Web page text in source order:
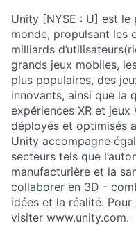
Unity [NYSE : U] est le
monde, propulsant les
milliards
grands jeux mobiles,
plus populaires, des
innovants, ainsi que la
expériences XR et
déployés et optimisés
Unity accompagne
secteurs tels que
manufacturière et la
collaborer en 3D -
idées et la réalité. Pour
visiter www.unity.com.